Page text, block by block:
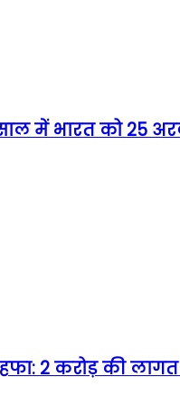
में भारत को 25
2 करोड़ की